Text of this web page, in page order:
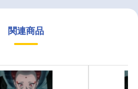
関連商品